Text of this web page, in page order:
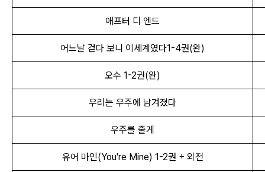
애프터 디 엔드
어느날 걷다 보니 이세계였다1-4권(완)
오수 1-2권(완)
우리는 우주에 남겨졌다
우주를 줄게
유어 마인(You're Mine) 1-2권 + 외전